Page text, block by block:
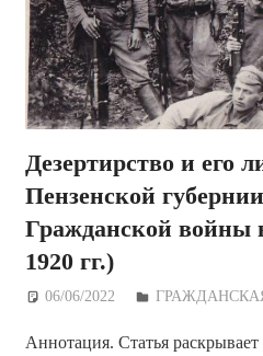
Дезертирство и его
Пензенской
Гражданской войны
1920 гг.)
06/06/2022 Дежурный по
Аннотация. Статья